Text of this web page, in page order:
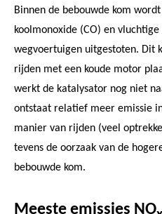
Binnen de bebouwde kom
koolmonoxide (CO) en
wegvoertuigen uitgestoten. Dit
rijden met een koude motor
werkt de katalysator nog niet
ontstaat relatief meer emissie
manier van rijden (veel
tevens de oorzaak van de
bebouwde kom.
Meeste emissies NO